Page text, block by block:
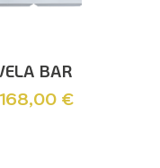
Ajouter Au
BAR
€